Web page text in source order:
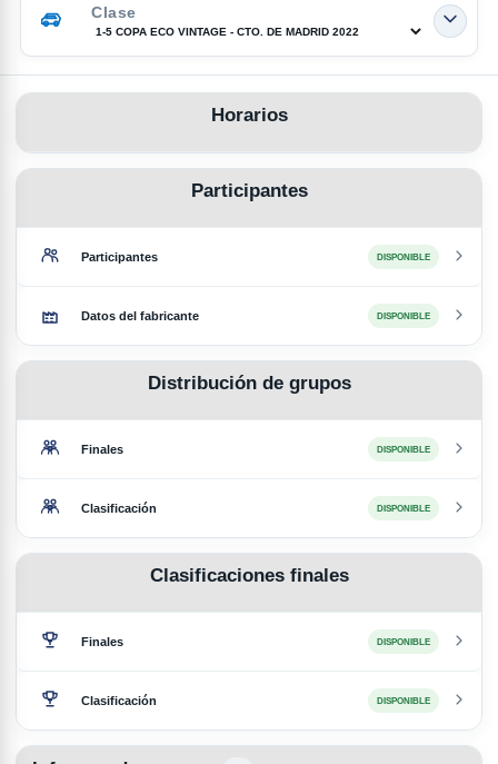
Clase
Horarios
Participantes
Participantes DISPONIBLE
Datos del fabricante DISPONIBLE
Distribución de grupos
Finales DISPONIBLE
Clasificación DISPONIBLE
Clasificaciones finales
Finales DISPONIBLE
Clasificación DISPONIBLE